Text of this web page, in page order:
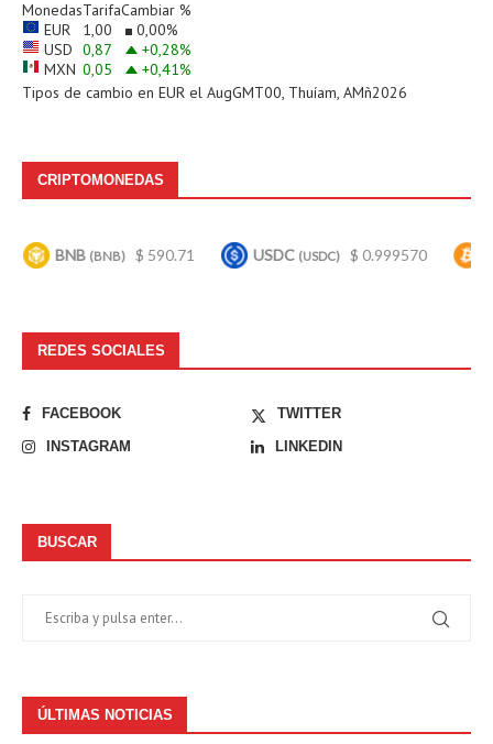
MonedasTarifaCambiar %
EUR
1,00 0,00%
USD 0,87 +0,28%
MXN 0,05 +0,41%
Tipos de cambio en EUR el AugGMT00, Thuíam, AMñ2026
CRIPTOMONEDAS
BNB(BNB) $ 590.71 USDC(USDC) $ 0.999570
REDES SOCIALES
FACEBOOK
TWITTER
INSTAGRAM
LINKEDIN
BUSCAR
ÚLTIMAS NOTICIAS